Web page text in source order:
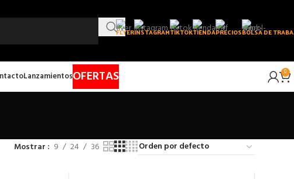
FLYERINSTAGRAMTIKTOKTIENDAPRECIOSBOLSA DE
LanzamientosOFERTAS 0
Mostrar 9 24 36